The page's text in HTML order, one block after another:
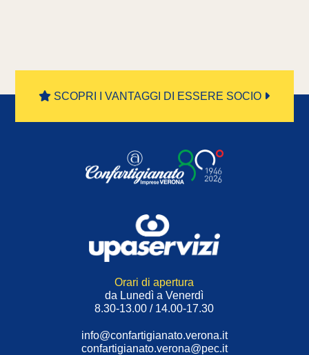
SCOPRI I VANTAGGI DI ESSERE SOCIO
Orari di apertura
da Lunedì a Venerdì
8.30-13.00 / 14.00-17.30
info@confartigianato.verona.it
confartigianato.verona@pec.it